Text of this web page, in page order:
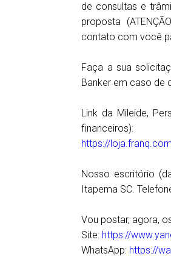
de consultas e
proposta
contato com você
Faça a sua
Banker em caso de
Link da Mileide,
financeiros):
https://
Nosso escritório
Itapema SC.
Vou postar, agora,
Site: https://
WhatsApp: https://